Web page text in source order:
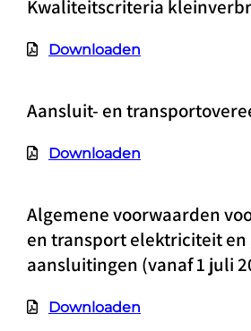
Kwaliteitscriteria
Downloaden
Aansluit- en
Downloaden
Algemene voorwaarden
en transport elektriciteit en
aansluitingen (vanaf 1 juli
Downloaden